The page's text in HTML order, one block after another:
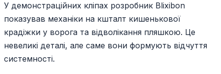
У демонстраційних кліпах розробник Blixibon
показував механіки на кшталт кишенькової
крадіжки у ворога та відволікання пляшкою. Це
невеликі деталі, але саме вони формують відчуття
системності.